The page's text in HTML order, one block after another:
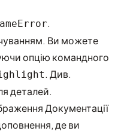
.
Ви можете
опцію командного
. Див.
деталей.
Документації
де ви